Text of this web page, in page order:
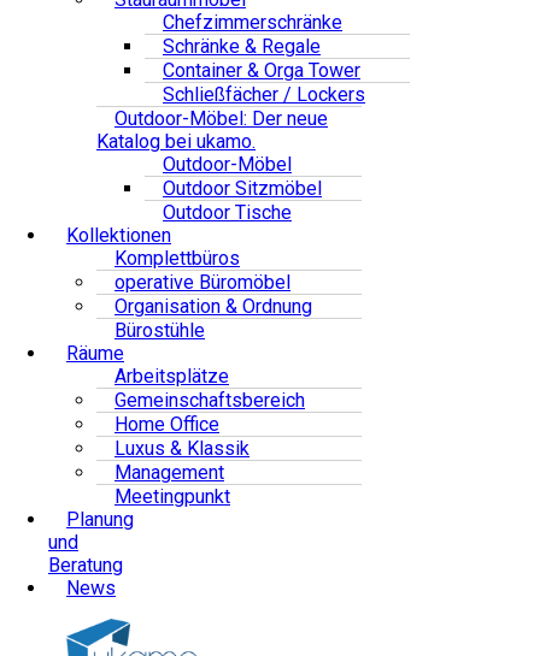
Chefzimmerschränke
Schränke & Regale
Container & Orga Tower
Schließfächer / Lockers
Outdoor-Möbel: Der neue
Katalog bei ukamo.
Outdoor-Möbel
Outdoor Sitzmöbel
Outdoor Tische
Kollektionen
Komplettbüros
operative Büromöbel
Organisation & Ordnung
Bürostühle
Räume
Arbeitsplätze
Gemeinschaftsbereich
Home Office
Luxus & Klassik
Management
Meetingpunkt
Planung
und
Beratung
News